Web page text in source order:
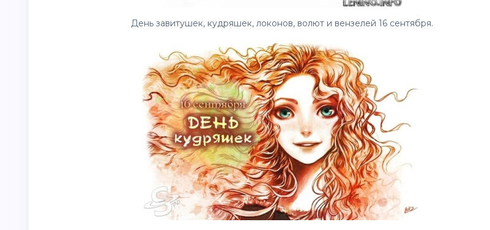
День завитушек, кудряшек, локонов, волют и вензелей 16 сентября.